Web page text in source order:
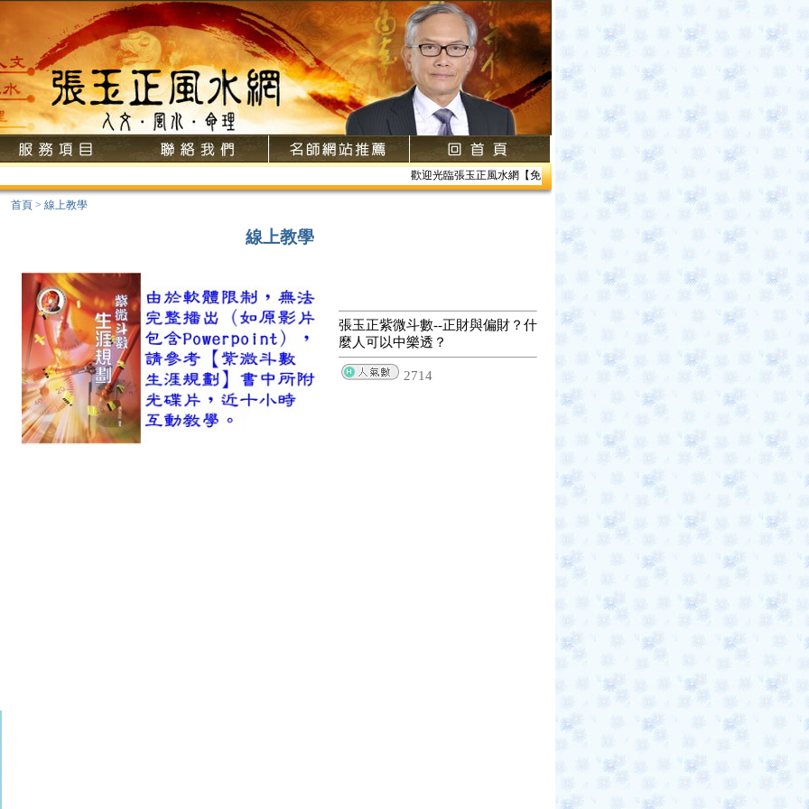
歡迎光臨張玉正風水網【免費網路線上教學】【風水館】1.居家風水2.企業風水3.
首頁 > 線上教學
線上教學
張玉正紫微斗數--正財與偏財？什
麼人可以中樂透？
2714